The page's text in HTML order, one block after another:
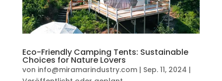
Eco-Friendly Camping Tents: Sustainable
Choices for Nature Lovers
von info@miramarindustry.com| Sep. 11, 2024 |